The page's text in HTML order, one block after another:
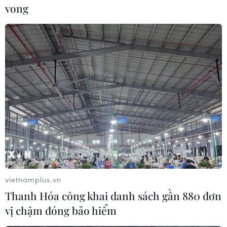
#Giáng sinh #Tết Dương lịch
#Cắt điện
#Khu vực trọng điểm
TP. Hà Nội
Theo dõi VietnamPlus
TIN CÙNG CHUYÊN MỤC
vong
vietnamplus.vn
Thanh Hóa công khai danh sách gần 880 đơn
vị chậm đóng bảo hiểm